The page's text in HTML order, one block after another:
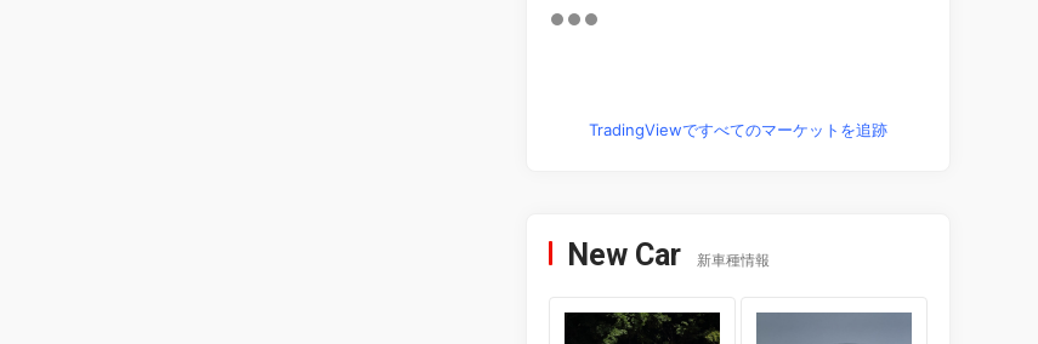
TradingViewですべてのマーケットを追跡
New Car 新車種情報